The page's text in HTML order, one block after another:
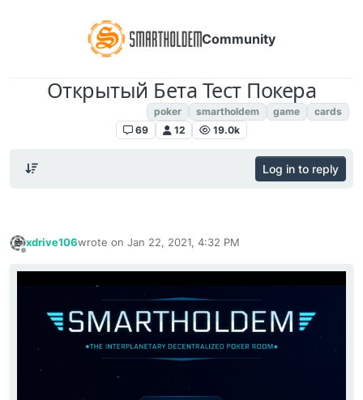
Community
Открытый Бета Тест Покера
poker smartholdem game
cards
69
12 19.0k
Log in to reply
xdrive106wrote on Jan 22, 2021, 4:32 PM
last edited by